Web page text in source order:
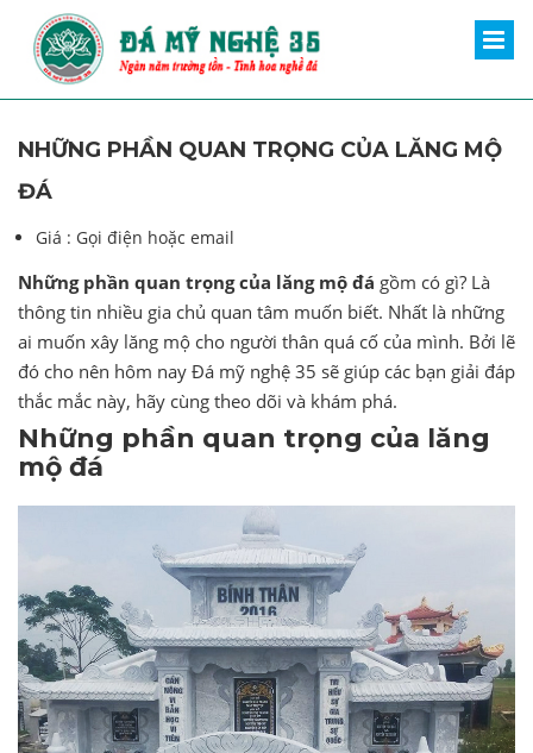
NHỮNG PHẦN QUAN TRỌNG CỦA LĂNG MỘ
ĐÁ
Giá : Gọi điện hoặc email
Những phần quan trọng của lăng mộ đá gồm có gì? Là
thông tin nhiều gia chủ quan tâm muốn biết. Nhất là những
ai muốn xây lăng mộ cho người thân quá cố của mình. Bởi lẽ
đó cho nên hôm nay Đá mỹ nghệ 35 sẽ giúp các bạn giải đáp
thắc mắc này, hãy cùng theo dõi và khám phá.
Những phần quan trọng của lăng
mộ đá